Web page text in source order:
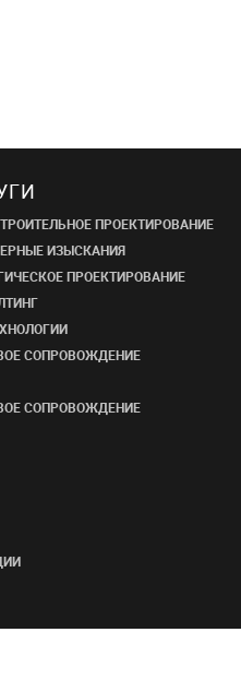
ПРОЕКТИРОВАНИЕ
ИЗЫСКАНИЯ
ПРОЕКТИРОВАНИЕ
СОПРОВОЖДЕНИЕ
СОПРОВОЖДЕНИЕ